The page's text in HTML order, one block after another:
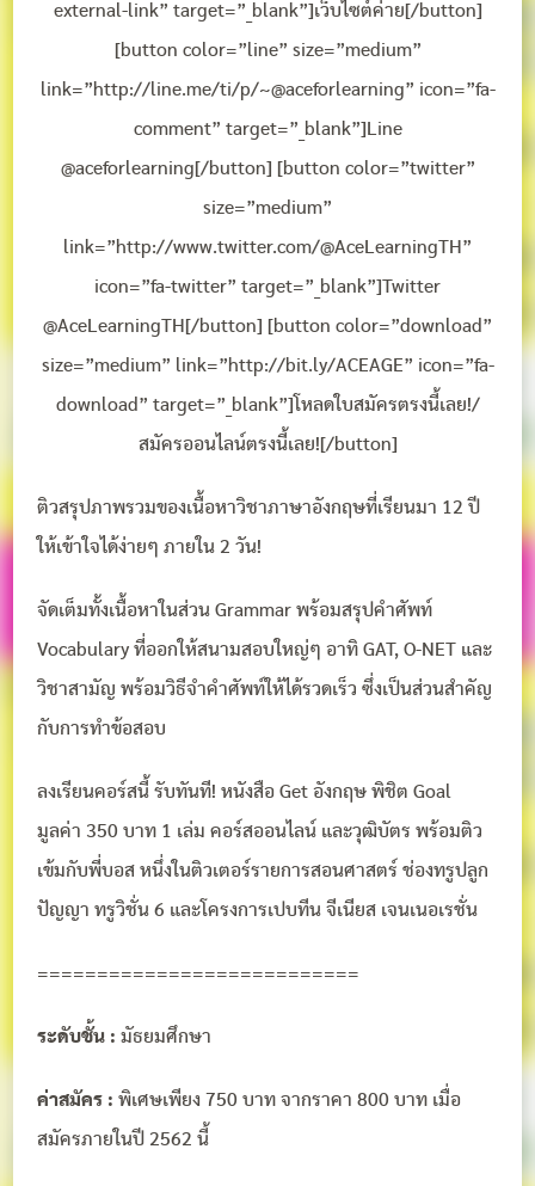
external-link” target=”_blank”]เว็บไซต์ค่าย[/button]
[button color=”line” size=”medium”
link=”http://line.me/ti/p/~@aceforlearning” icon=”fa-
comment” target=”_blank”]Line
@aceforlearning[/button] [button color=”twitter”
size=”medium”
link=”http://www.twitter.com/@AceLearningTH”
icon=”fa-twitter” target=”_blank”]Twitter
@AceLearningTH[/button] [button color=”download”
size=”medium” link=”http://bit.ly/ACEAGE” icon=”fa-
download” target=”_blank”]โหลดใบสมัครตรงนี้เลย!/
สมัครออนไลน์ตรงนี้เลย![/button]
ติวสรุปภาพรวมของเนื้อหาวิชาภาษาอังกฤษที่เรียนมา 12 ปี
ให้เข้าใจได้ง่ายๆ ภายใน 2 วัน!
จัดเต็มทั้งเนื้อหาในส่วน Grammar พร้อมสรุปคำศัพท์
Vocabulary ที่ออกให้สนามสอบใหญ่ๆ อาทิ GAT, O-NET และ
วิชาสามัญ พร้อมวิธีจำคำศัพท์ให้ได้รวดเร็ว ซึ่งเป็นส่วนสำคัญ
กับการทำข้อสอบ
ลงเรียนคอร์สนี้ รับทันที! หนังสือ Get อังกฤษ พิชิต Goal
มูลค่า 350 บาท 1 เล่ม คอร์สออนไลน์ และวุฒิบัตร พร้อมติว
เข้มกับพี่บอส หนึ่งในติวเตอร์รายการสอนศาสตร์ ช่องทรูปลูก
ปัญญา ทรูวิชั่น 6 และโครงการเปบทีน จีเนียส เจนเนอเรชั่น
===========================
ระดับชั้น : มัธยมศึกษา
ค่าสมัคร : พิเศษเพียง 750 บาท จากราคา 800 บาท เมื่อ
สมัครภายในปี 2562 นี้